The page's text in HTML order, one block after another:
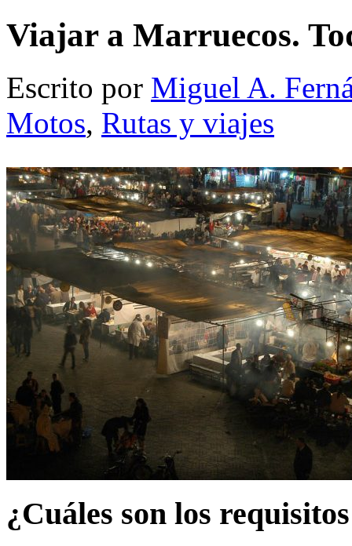
Viajar a Marruecos.
Escrito por Miguel A.
Motos, Rutas y viajes
¿Cuáles son los